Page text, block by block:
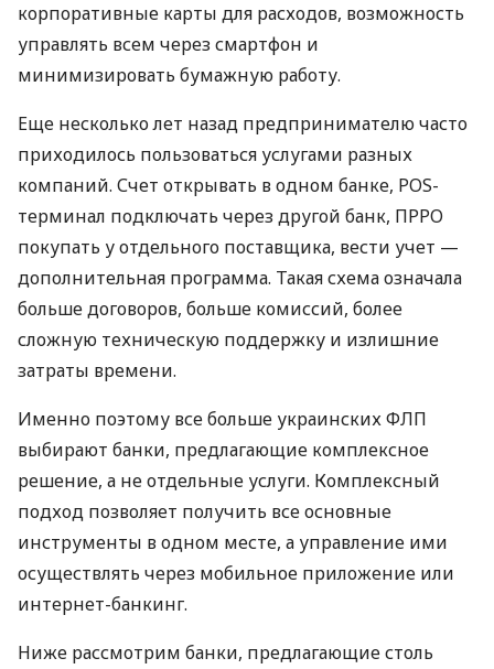
корпоративные карты для расходов, возможность
управлять всем через смартфон и
минимизировать бумажную работу.
Еще несколько лет назад предпринимателю часто
приходилось пользоваться услугами разных
компаний. Счет открывать в одном банке, POS-
терминал подключать через другой банк, ПРРО
покупать у отдельного поставщика, вести учет —
дополнительная программа. Такая схема означала
больше договоров, больше комиссий, более
сложную техническую поддержку и излишние
затраты времени.
Именно поэтому все больше украинских ФЛП
выбирают банки, предлагающие комплексное
решение, а не отдельные услуги. Комплексный
подход позволяет получить все основные
инструменты в одном месте, а управление ими
осуществлять через мобильное приложение или
интернет-банкинг.
Ниже рассмотрим банки, предлагающие столь